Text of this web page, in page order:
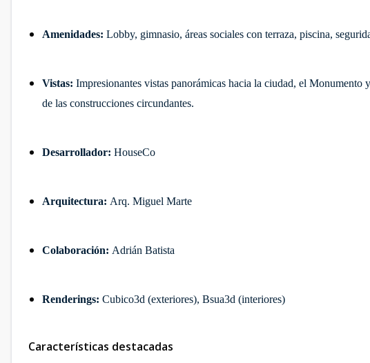
Amenidades: Lobby, gimnasio, áreas sociales con terraza, piscina,
Vistas: Impresionantes vistas panorámicas hacia la ciudad, el
de las construcciones circundantes.
Desarrollador: HouseCo
Arquitectura: Arq. Miguel Marte
Colaboración: Adrián Batista
Renderings: Cubico3d (exteriores), Bsua3d (interiores)
Características destacadas